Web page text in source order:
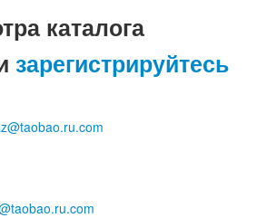
каталога
зарегистрируйтесь